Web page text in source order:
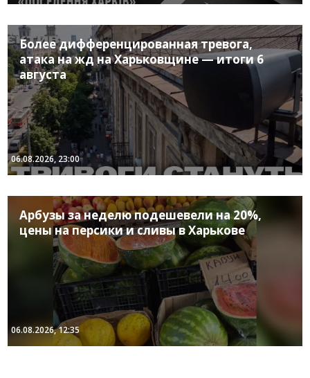
Более дифференцированная тревога,
атака на жд на Харьковщине — итоги 6
августа
06.08.2026, 23:00
Арбузы за неделю подешевели на 20%,
цены на персики и сливы в Харькове
06.08.2026, 12:35